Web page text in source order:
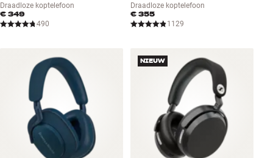
Draadloze koptelefoon
€ 349
490
Draadloze koptelefoon
€ 355
1129
NIEUW